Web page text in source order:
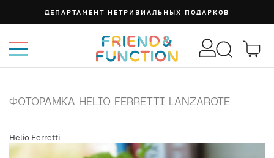
ДЕПАРТАМЕНТ НЕТРИВИАЛЬНЫХ ПОДАРКОВ
ФОТОРАМКА HELIO FERRETTI LANZAROTE
Helio Ferretti